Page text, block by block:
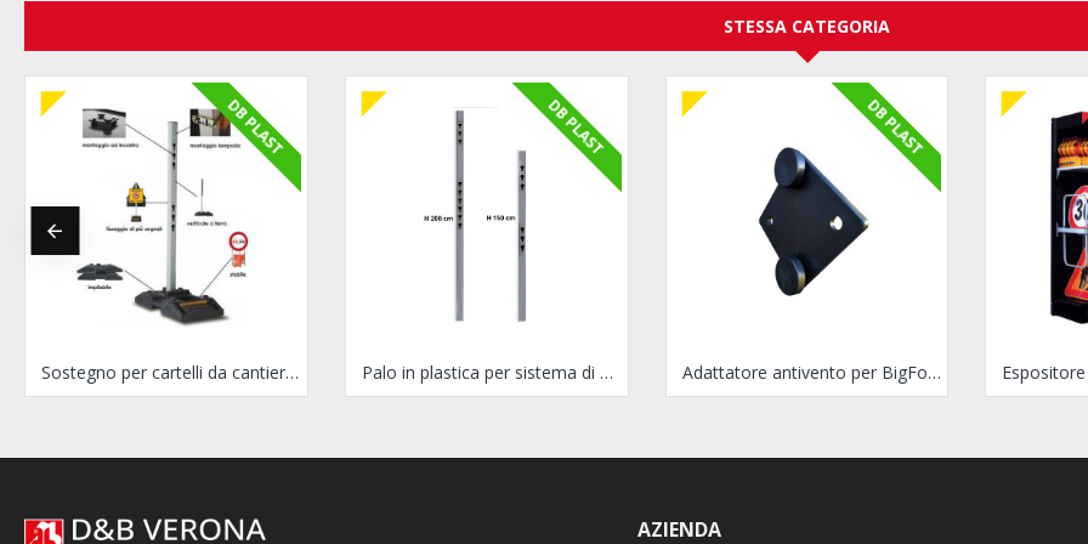
STESSA CATEGORIA
DB PLAST
Sostegno per cartelli da cantiere BIGFOOT
DB PLAST
Palo in plastica per sistema di sostegno Bigfoot
DB PLAST
Adattatore antivento per BigFoot
AZIENDA